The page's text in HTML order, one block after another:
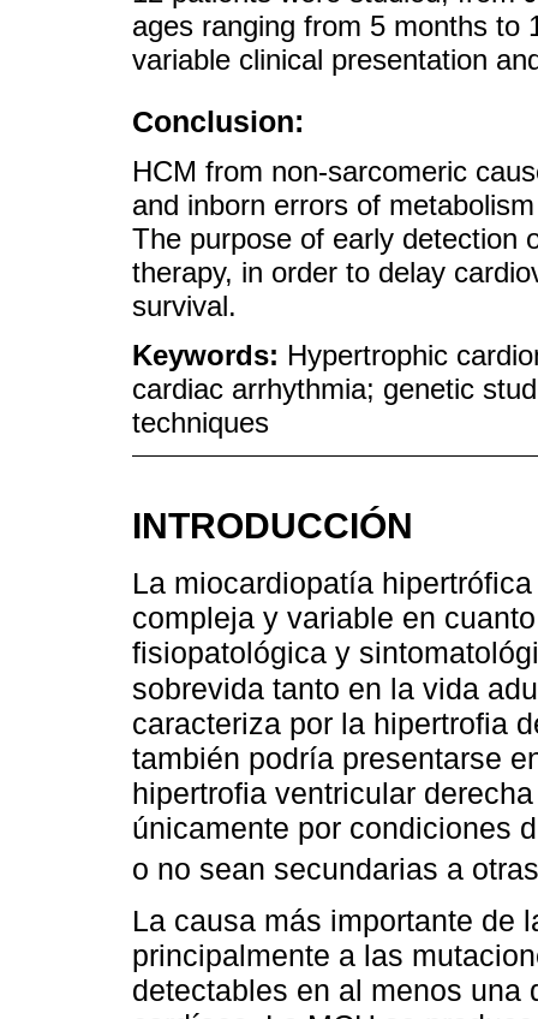
ages ranging from 5 months to
variable clinical presentation
Conclusion:
HCM from non-sarcomeric
and inborn errors of
The purpose of early detection
therapy, in order to delay
survival.
Keywords: Hypertrophic
cardiac arrhythmia; genetic
techniques
INTRODUCCIÓN
La miocardiopatía
compleja y variable en
fisiopatológica y
sobrevida tanto en la vida
caracteriza por la hipertrofia
también podría presentarse
hipertrofia ventricular
únicamente por condiciones
o no sean secundarias a
La causa más importante de
principalmente a las
detectables en al menos una